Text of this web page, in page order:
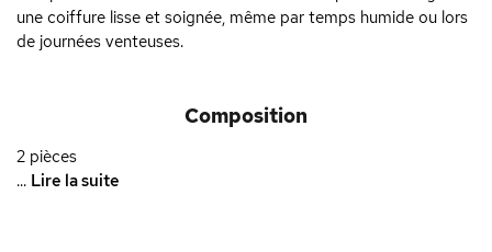
une coiffure lisse et soignée, même par temps humide ou lors
de journées venteuses.
Composition
2 pièces
... Lire la suite